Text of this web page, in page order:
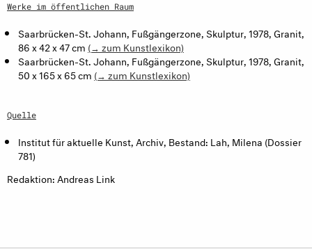
Werke im öffentlichen Raum
Saarbrücken-St. Johann, Fußgängerzone, Skulptur, 1978, Granit,
86 x 42 x 47 cm (→ zum Kunstlexikon)
Saarbrücken-St. Johann, Fußgängerzone, Skulptur, 1978, Granit,
50 x 165 x 65 cm (→ zum Kunstlexikon)
Quelle
Institut für aktuelle Kunst, Archiv, Bestand: Lah, Milena (Dossier
781)
Redaktion: Andreas Link